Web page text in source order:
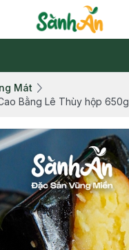
Mát
Bằng Lê Thùy hộp 650g